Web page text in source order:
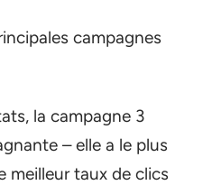
campagnes
la campagne 3
– elle a le plus
meilleur taux de clics